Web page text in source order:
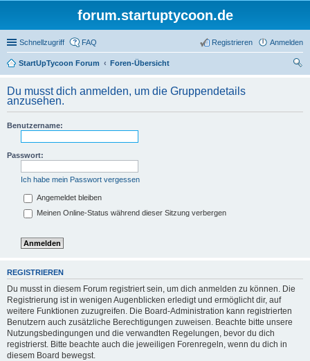
forum.startuptycoon.de
Schnellzugriff FAQ Anmelden
Registrieren
StartUpTycoon Forum
Foren-Übersicht
Du musst dich anmelden, um die Gruppendetails
anzusehen.
Benutzername:
Passwort:
Ich habe mein Passwort vergessen
Angemeldet bleiben
Meinen Online-Status während dieser Sitzung verbergen
REGISTRIEREN
Du musst in diesem Forum registriert sein, um dich anmelden zu können. Die
Registrierung ist in wenigen Augenblicken erledigt und ermöglicht dir, auf
weitere Funktionen zuzugreifen. Die Board-Administration kann registrierten
Benutzern auch zusätzliche Berechtigungen zuweisen. Beachte bitte unsere
Nutzungsbedingungen und die verwandten Regelungen, bevor du dich
registrierst. Bitte beachte auch die jeweiligen Forenregeln, wenn du dich in
diesem Board bewegst.